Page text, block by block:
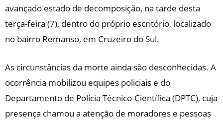
avançado estado de decomposição, na tarde desta
terça-feira (7), dentro do próprio escritório, localizado
no bairro Remanso, em Cruzeiro do Sul.
As circunstâncias da morte ainda são desconhecidas. A
ocorrência mobilizou equipes policiais e do
Departamento de Polícia Técnico-Científica (DPTC), cuja
presença chamou a atenção de moradores e pessoas